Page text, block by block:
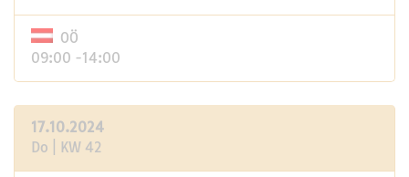
OÖ
09:00 -14:00
17.10.2024
Do | KW 42